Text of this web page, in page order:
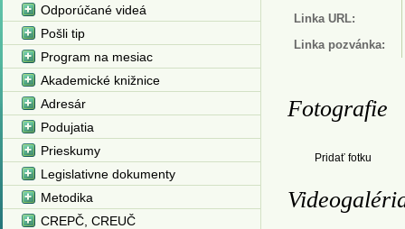
Linka URL:
Linka pozvánka:
Fotografie
Pridať fotku
Odporúčané videá
Pošli tip
Program na mesiac
Akademické knižnice
Adresár
Podujatia
Prieskumy
Legislativne dokumenty
Metodika
CREPČ, CREUČ